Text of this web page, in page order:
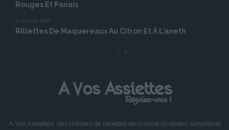
Rouges Et Panais
17 février 2026
Rillettes De Maquereaux Au Citron Et À L’aneth
Page
A Vos Assiettes, des milliers de recettes de cuisine illustrées simples et